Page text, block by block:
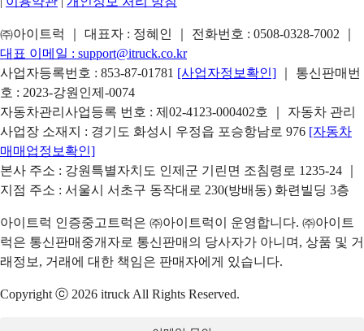
㈜아이트럭 ｜ 대표자 : 정혜인 ｜ 전화번호 : 0508-0328-7002
대표 이메일 : support@itruck.co.kr
사업자등록번호 : 853-87-01781 [사업자정보확인]
｜ 통신판매번
호 : 2023-강원인제-0074
자동차관리사업등록 번호 : 제02-4123-000402호 ｜ 자동차 관리
사업장 소재지 : 경기도 화성시 우정읍 포승항남로 976 [자동차
매매업정보확인]
본사 주소 : 강원특별자치도 인제군 기린면 조침령로 1235-24 ｜
지점 주소 : 서울시 서초구 동작대로 230(방배동) 화련빌딩 3층
아이트럭 인증중고트럭은 ㈜아이트럭이 운영합니다. ㈜아이트
럭은 통신판매중개자로 통신판매의 당사자가 아니며, 상품 및 거
래정보, 거래에 대한 책임은 판매자에게 있습니다.
Copyright ⓒ 2026 itruck All Rights Reserved.